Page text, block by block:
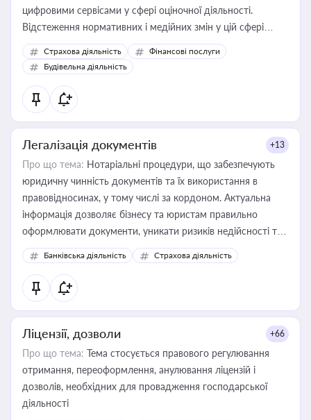
цифровими сервісами у сфері оціночної діяльності.
Відстеження нормативних і медійних змін у цій сфері
корисне для власника бізнесу, керівника, юриста або
бухгалтера під час оподаткування, приватизації, оренди
державного майна, корпоративних угод і перевірки
статусу суб'єктів оціночної діяльності
Страхова діяльність
Фінансові послуги
Будівельна діяльність
Легалізація документів +13
Про що тема: Нотаріальні процедури, що забезпечують
юридичну чинність документів та їх використання в
правовідносинах, у тому числі за кордоном. Актуальна
інформація дозволяє бізнесу та юристам правильно
оформлювати документи, уникати ризиків недійсності та
забезпечувати їх належне прийняття органами влади та
контрагентами
Банківська діяльність Страхова діяльність
Ліцензії, дозволи +66
Про що тема: Тема стосується правового регулювання
отримання, переоформлення, анулювання ліцензій і
дозволів, необхідних для провадження господарської
діяльності